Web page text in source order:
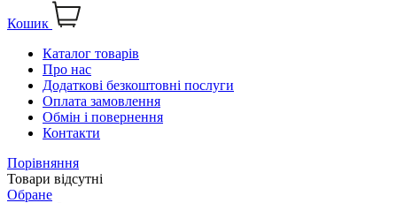
Кошик
Каталог товарів
Про нас
Додаткові безкоштовні послуги
Оплата замовлення
Обмін і повернення
Контакти
Порівняння
Товари відсутні
Обране